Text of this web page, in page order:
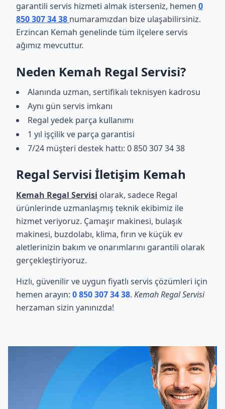
garantili servis hizmeti almak isterseniz, hemen 0
850 307 34 38 numaramızdan bize ulaşabilirsiniz.
Erzincan Kemah genelinde tüm ilçelere servis
ağımız mevcuttur.
Neden Kemah Regal Servisi?
Alanında uzman, sertifikalı teknisyen kadrosu
Aynı gün servis imkanı
Regal yedek parça kullanımı
1 yıl işçilik ve parça garantisi
7/24 müşteri destek hattı: 0 850 307 34 38
Regal Servisi İletişim Kemah
Kemah Regal Servisi olarak, sadece Regal
ürünlerinde uzmanlaşmış teknik ekibimiz ile
hizmet veriyoruz. Çamaşır makinesi, bulaşık
makinesi, buzdolabı, klima, fırın ve küçük ev
aletlerinizin bakım ve onarımlarını garantili olarak
gerçekleştiriyoruz.
Hızlı, güvenilir ve uygun fiyatlı servis çözümleri için
hemen arayın: 0 850 307 34 38. Kemah Regal Servisi
herzaman sizin yanınızda!